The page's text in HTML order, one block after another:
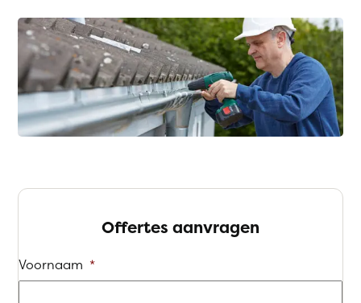
Offertes aanvragen
Voornaam *